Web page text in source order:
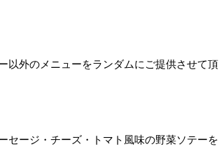
以外のメニューをランダムにご提供させて頂
セージ・チーズ・トマト風味の野菜ソテーを